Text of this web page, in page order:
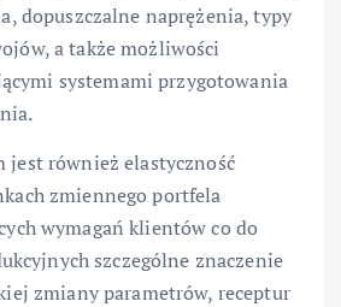
dopuszczalne naprężenia, typy
a także możliwości
systemami przygotowania
jest również elastyczność
zmiennego portfela
wymagań klientów co do
szczególne znaczenie
zmiany parametrów, receptur